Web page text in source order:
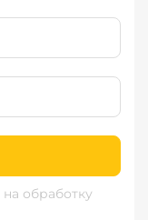
на обработку